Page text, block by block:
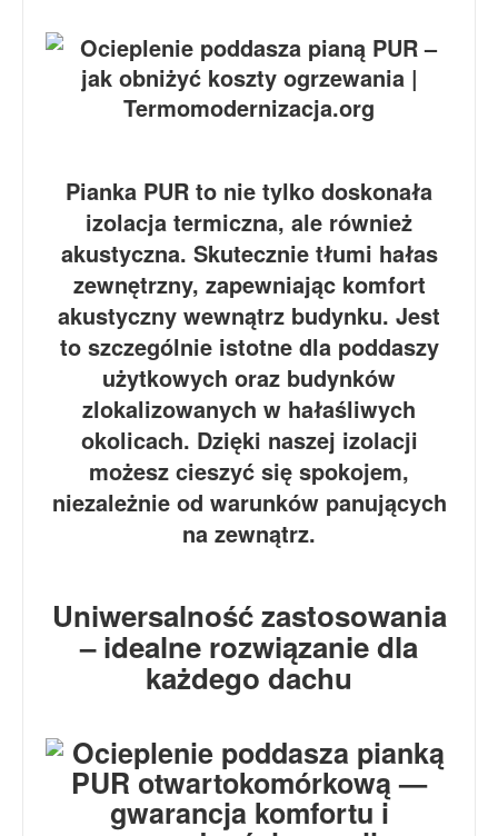
Pianka PUR to nie tylko doskonała
izolacja termiczna, ale również
akustyczna. Skutecznie tłumi hałas
zewnętrzny, zapewniając komfort
akustyczny wewnątrz budynku. Jest
to szczególnie istotne dla poddaszy
użytkowych oraz budynków
zlokalizowanych w hałaśliwych
okolicach. Dzięki naszej izolacji
możesz cieszyć się spokojem,
niezależnie od warunków panujących
na zewnątrz.
Uniwersalność zastosowania
– idealne rozwiązanie dla
każdego dachu